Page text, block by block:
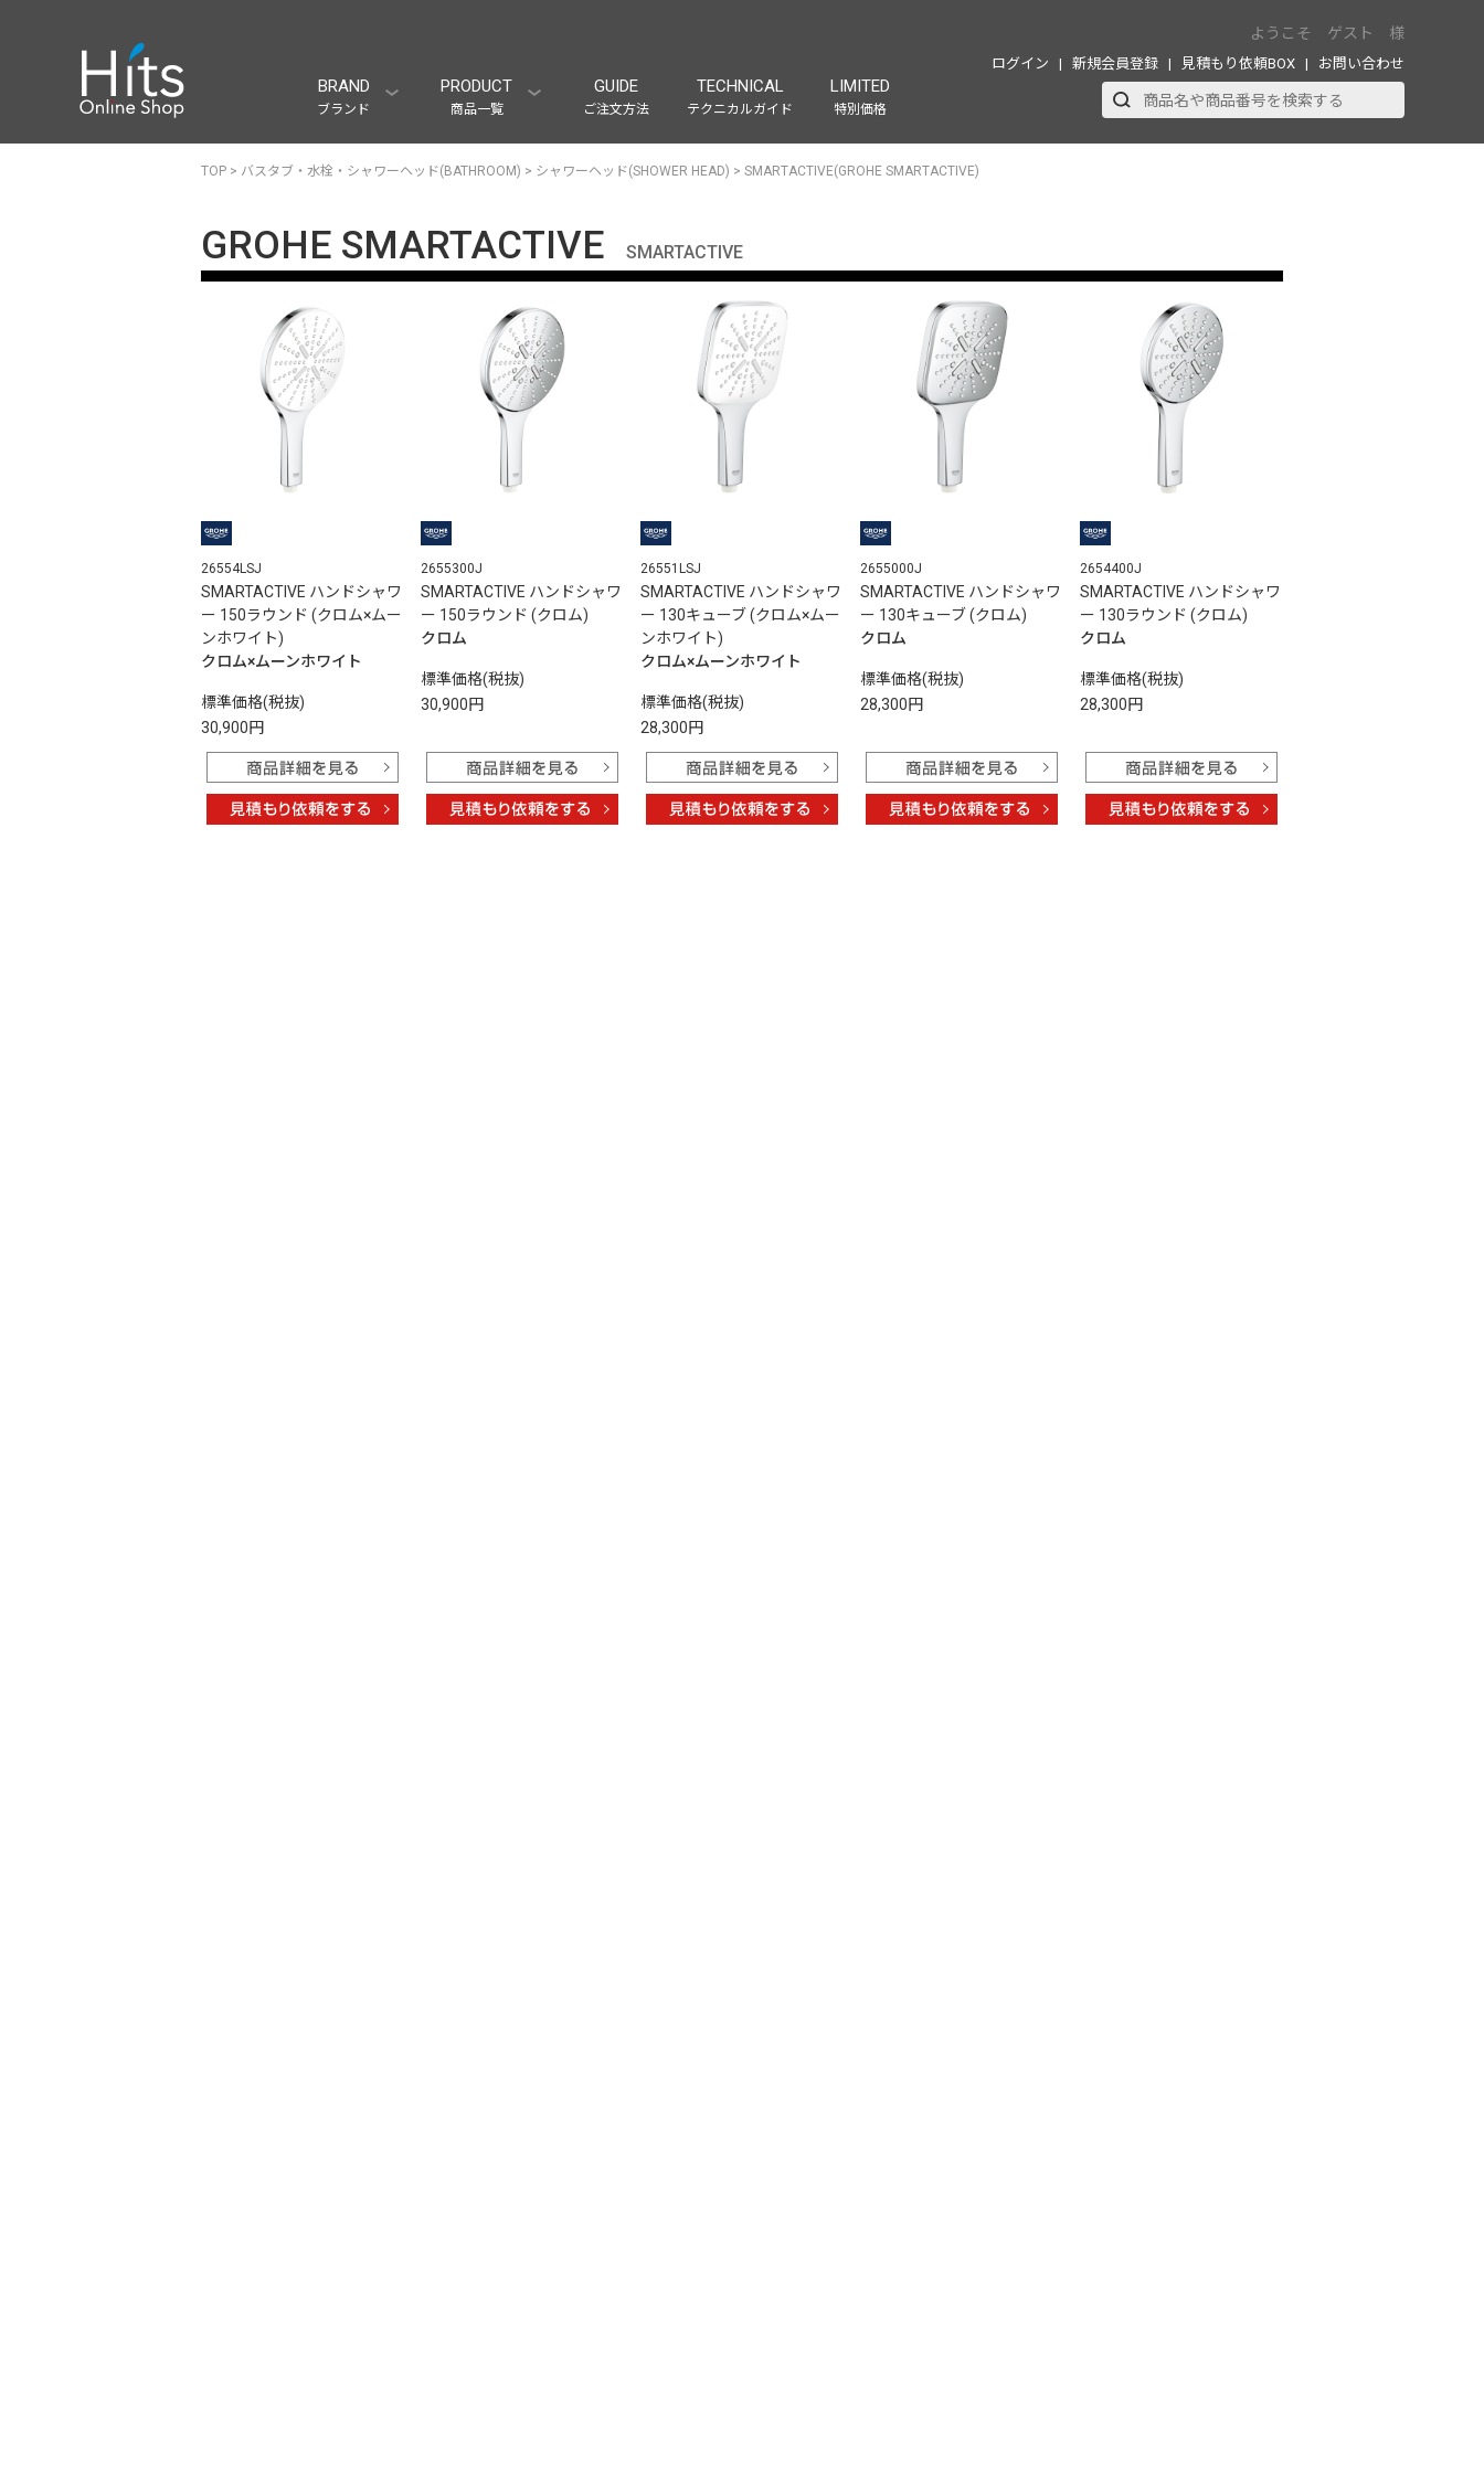
ようこそ ゲスト 様
ログイン 新規会員登録 見積もり依頼BOX お問い合わせ
BRAND
ブランド
PRODUCT
商品一覧
GUIDE
ご注文方法
TECHNICAL
テクニカルガイド
LIMITED
特別価格
TOP > バスタブ・水栓・シャワーヘッド(BATHROOM) > シャワーヘッド(SHOWER HEAD) > SMARTACTIVE(GROHE SMARTACTIVE)
GROHE SMARTACTIVE SMARTACTIVE
26554LSJ
SMARTACTIVE ハンドシャワ
ー 150ラウンド (クロム×ムー
ンホワイト)
クロム×ムーンホワイト
標準価格(税抜)
30,900円
2655300J
SMARTACTIVE ハンドシャワ
ー 150ラウンド (クロム)
クロム
標準価格(税抜)
30,900円
26551LSJ
SMARTACTIVE ハンドシャワ
ー 130キューブ (クロム×ムー
ンホワイト)
クロム×ムーンホワイト
標準価格(税抜)
28,300円
2655000J
SMARTACTIVE ハンドシャワ
ー 130キューブ (クロム)
クロム
標準価格(税抜)
28,300円
2654400J
SMARTACTIVE ハンドシャワ
ー 130ラウンド (クロム)
クロム
標準価格(税抜)
28,300円